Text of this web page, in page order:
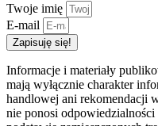
Twoje imię
E-mail
Zapisuję się!
Informacje i materiały
mają wyłącznie charakter
handlowej ani rekomendacji
nie ponosi